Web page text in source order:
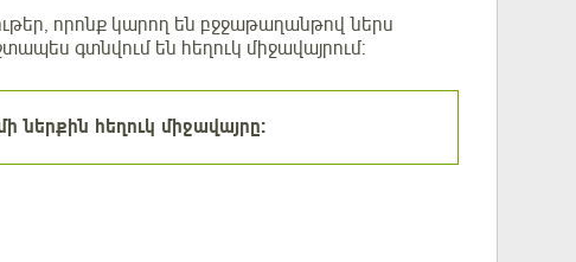
որոնք կարող են բջջաթաղանթով ներս
գտնվում են հեղուկ միջավայրում:
ներքին հեղուկ միջավայրը։